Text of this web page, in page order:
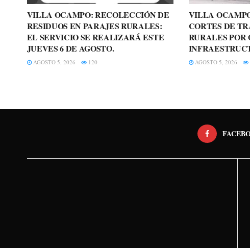
VILLA OCAMPO: RECOLECCIÓN DE
RESIDUOS EN PARAJES RURALES:
EL SERVICIO SE REALIZARÁ ESTE
JUEVES 6 DE AGOSTO.
AGOSTO 5, 2026 120
VILLA
CORTES DE
RURALES POR
AGOSTO 5, 2026